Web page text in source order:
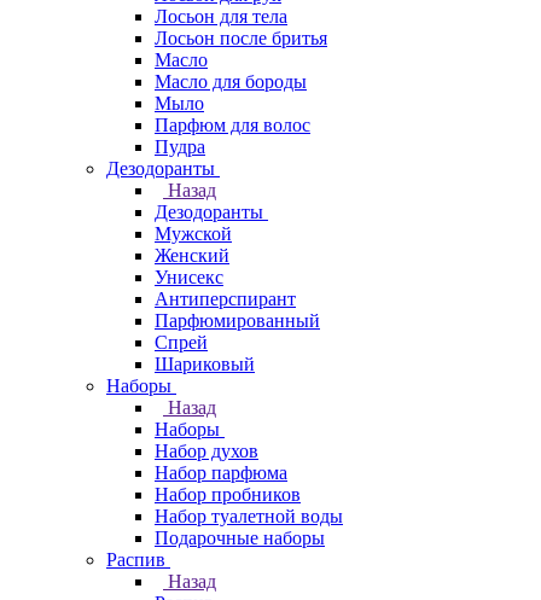
Лосьон для тела
Лосьон после бритья
Масло
Масло для бороды
Мыло
Парфюм для волос
Пудра
Дезодоранты
Назад
Дезодоранты
Мужской
Женский
Унисекс
Антиперспирант
Парфюмированный
Спрей
Шариковый
Наборы
Назад
Наборы
Набор духов
Набор парфюма
Набор пробников
Набор туалетной воды
Подарочные наборы
Распив
Назад